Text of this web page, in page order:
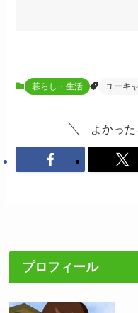
暮らし・生活 ユーキ
よかっ
プロフィール